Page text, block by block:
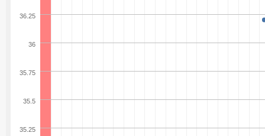
35.25
35.5
35.75
36
36.25